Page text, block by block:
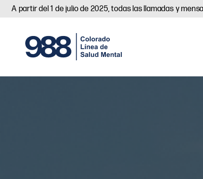
A partir del 1 de julio de 2025, todas las llamadas y